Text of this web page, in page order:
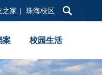
之家 | 珠海校区
案 校园生活